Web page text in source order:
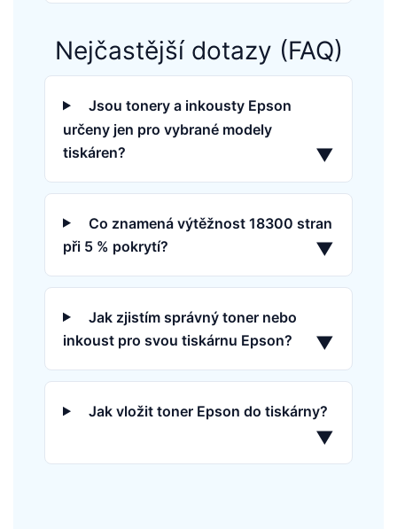
Nejčastější dotazy (FAQ)
Jsou tonery a inkousty Epson
určeny jen pro vybrané modely
tiskáren?
▼
Co znamená výtěžnost 18300 stran
při 5 % pokrytí?
▼
Jak zjistím správný toner nebo
inkoust pro svou tiskárnu Epson?
▼
Jak vložit toner Epson do tiskárny?
▼